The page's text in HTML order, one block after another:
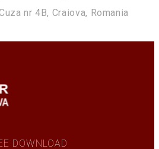
nr 4B, Craiova, Romania
DOWNLOAD